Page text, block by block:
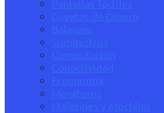
Pantallas Táctiles
Gavetas de Dinero
Balanzas
Suministros
Computación
Conectividad
Ergonomía
Monitores
Maletines y Mochilas